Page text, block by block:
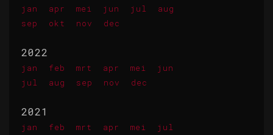
jan apr mei jun jul
aug
sep
okt nov dec
2022
jan feb mrt apr mei
jun
jul
aug sep nov dec
2021
jan feb mrt apr mei
jul